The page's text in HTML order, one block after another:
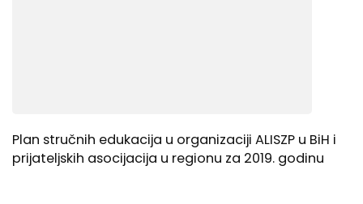
Plan stručnih edukacija u organizaciji ALISZP u BiH i
prijateljskih asocijacija u regionu za 2019. godinu